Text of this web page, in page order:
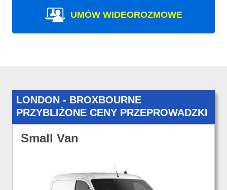
UMÓW WIDEOROZMOWE
LONDON - BROXBOURNE
PRZYBLIŻONE CENY PRZEPROWADZKI
Small Van